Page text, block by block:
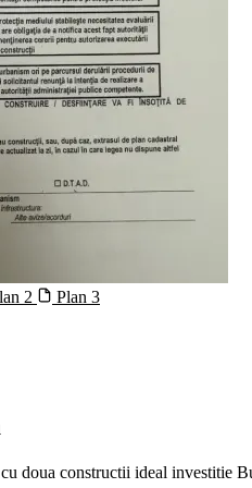
2
Plan 3
doua constructii ideal investitie